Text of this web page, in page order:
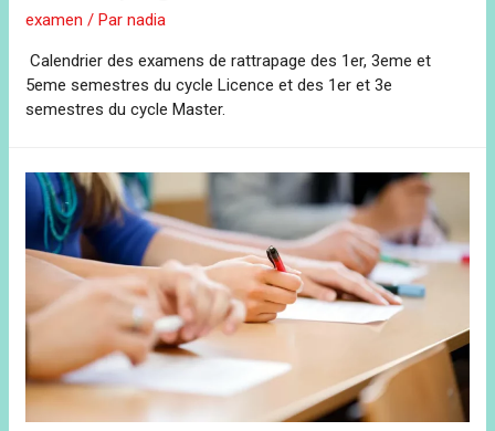
examen / Parnadia
Calendrier des examens de rattrapage des 1er, 3eme et
5eme semestres du cycle Licence et des 1er et 3e
semestres du cycle Master.